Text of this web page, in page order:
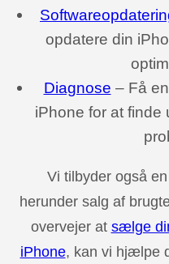
opdatere din
Diagnose – Få
iPhone for at finde
Vi tilbyder også
herunder salg af
overvejer at sælge
iPhone, kan vi hjælpe